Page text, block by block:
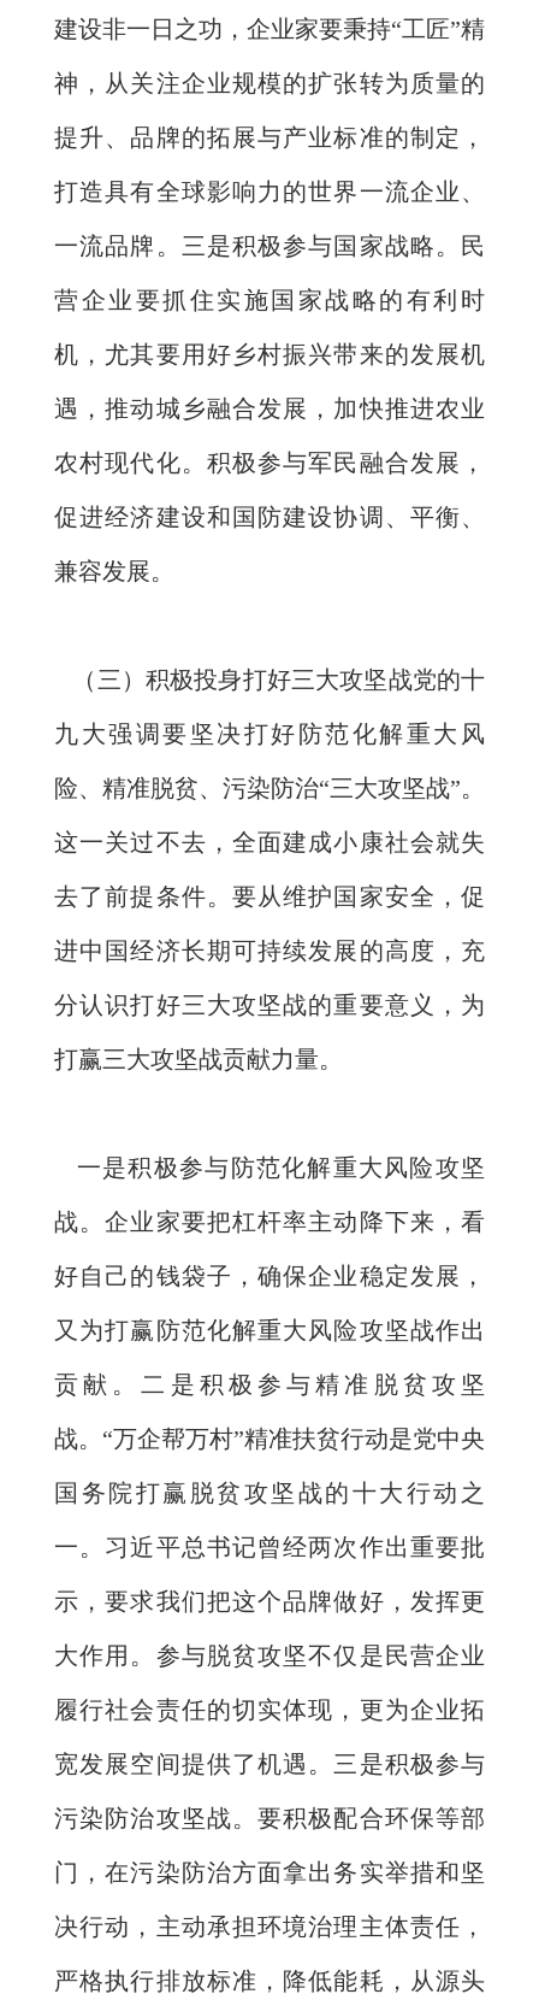
建设非一日之功，企业家要秉持“工匠”精
神，从关注企业规模的扩张转为质量的
提升、品牌的拓展与产业标准的制定，
打造具有全球影响力的世界一流企业、
一流品牌。三是积极参与国家战略。民
营企业要抓住实施国家战略的有利时
机，尤其要用好乡村振兴带来的发展机
遇，推动城乡融合发展，加快推进农业
农村现代化。积极参与军民融合发展，
促进经济建设和国防建设协调、平衡、
兼容发展。
（三）积极投身打好三大攻坚战党的十
九大强调要坚决打好防范化解重大风
险、精准脱贫、污染防治“三大攻坚战”。
这一关过不去，全面建成小康社会就失
去了前提条件。要从维护国家安全，促
进中国经济长期可持续发展的高度，充
分认识打好三大攻坚战的重要意义，为
打赢三大攻坚战贡献力量。
一是积极参与防范化解重大风险攻坚
战。企业家要把杠杆率主动降下来，看
好自己的钱袋子，确保企业稳定发展，
又为打赢防范化解重大风险攻坚战作出
贡献。二是积极参与精准脱贫攻坚
战。“万企帮万村”精准扶贫行动是党中央
国务院打赢脱贫攻坚战的十大行动之
一。习近平总书记曾经两次作出重要批
示，要求我们把这个品牌做好，发挥更
大作用。参与脱贫攻坚不仅是民营企业
履行社会责任的切实体现，更为企业拓
宽发展空间提供了机遇。三是积极参与
污染防治攻坚战。要积极配合环保等部
门，在污染防治方面拿出务实举措和坚
决行动，主动承担环境治理主体责任，
严格执行排放标准，降低能耗，从源头